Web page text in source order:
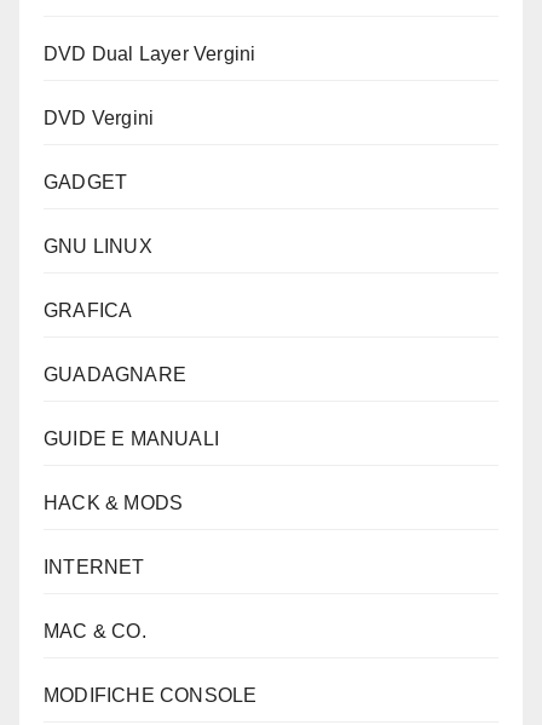
DVD Dual Layer Vergini
DVD Vergini
GADGET
GNU LINUX
GRAFICA
GUADAGNARE
GUIDE E MANUALI
HACK & MODS
INTERNET
MAC & CO.
MODIFICHE CONSOLE